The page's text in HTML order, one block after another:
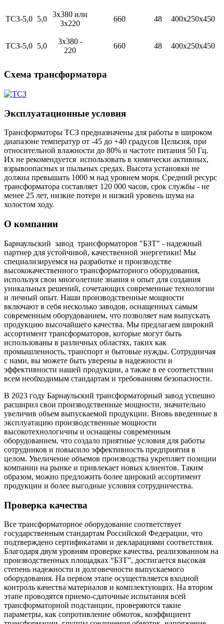
ТСЗ-5,0 5,0
3х380 или
3х220
660 48 400х250х450
ТСЗ-5,0 5,0
3х380 -
220
660 48 400х250х450
Схема трансформатора
Эксплуатационные условия
Трансформаторы ТСЗ предназначены для работы в широком
диапазоне температур от -45 до +40 градусов Цельсия, при
относительной влажности до 80% и частоте питания 50 Гц.
Их не рекомендуется использовать в химически активных,
взрывоопасных и пыльных средах. Высота установки не
должна превышать 1000 м над уровнем моря. Средний ресурс
трансформатора составляет 120 000 часов, срок службы - не
менее 25 лет, низкие потери и низкий уровень шума на
холостом ходу.
О компании
Барнаульский завод трансформаторов "БЗТ" - надежный
партнер для устойчивой, качественной энергетики! Мы
специализируемся на разработке и производстве
высококачественного трансформаторного оборудования,
используя свои многолетние знания и опыт для создания
уникальных решений, сочетающих современные технологии
и личный опыт. Наши производственные мощности
включают в себя несколько заводов, оснащенных самым
современным оборудованием, что позволяет нам выпускать
продукцию высочайшего качества. Мы предлагаем широкий
ассортимент трансформаторов, которые могут быть
использованы в различных областях, таких как
промышленность, транспорт и бытовые нужды. Сотрудничая
с нами, вы можете быть уверены в надежности и
эффективности нашей продукции, а также в ее соответствии
всем необходимым стандартам и требованиям безопасности.
В 2023 году Барнаульский трансформаторный завод успешно
расширил свои производственные мощности, значительно
увеличив объем выпускаемой продукции. Вновь введенные в
эксплуатацию производственные мощности
высокотехнологичны и оснащены современным
оборудованием, что создало приятные условия для работы
сотрудников и повысило эффективность предприятия в
целом. Увеличение объемов производства укрепляет позиции
компании на рынке и привлекает новых клиентов. Таким
образом, можно предложить более широкий ассортимент
продукции и более выгодные условия сотрудничества.
Проверка качества
Все трансформаторное оборудование соответствует
государственным стандартам Российской Федерации, что
подтверждено сертификатами и декларациями соответствия.
Благодаря двум уровням проверке качества, реализованном на
производственных площадках “БЗТ”, достигается высокая
степень надежности и долговечности выпускаемого
оборудования. На первом этапе осуществляется входной
контроль качества материалов и комплектующих. На втором
этапе проводятся приемо-сдаточные испытания всей
трансформаторной подстанции, проверяются такие
параметры, как сопротивление обмоток, коэффициент